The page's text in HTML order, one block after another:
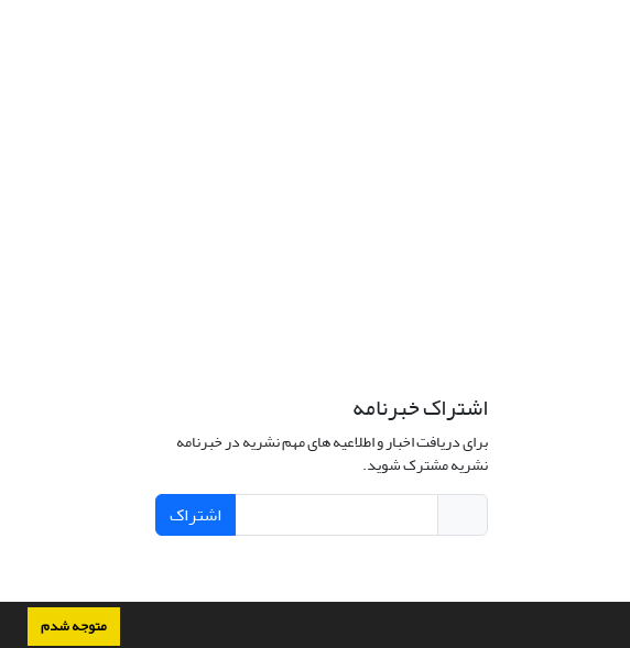
متوجه شدم
اشتراک خبرنامه
برای دریافت اخبار و اطلاعیه های مهم نشریه در خبرنامه
نشریه مشترک شوید.
اشتراک